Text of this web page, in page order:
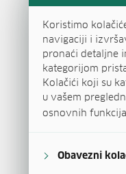
Koristimo
navigaciji i
pronaći detaljne
kategorijom
Kolačići koji su
u vašem
osnovnih
Obavezni